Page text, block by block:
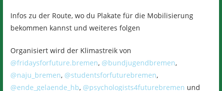
Infos zu der Route, wo du Plakate für die Mobilisierung
bekommen kannst und weiteres folgen
Organisiert wird der Klimastreik von
@fridaysforfuture.bremen, @bundjugendbremen,
@naju_bremen, @studentsforfuturebremen,
@ende_gelaende_hb, @psychologists4futurebremen und